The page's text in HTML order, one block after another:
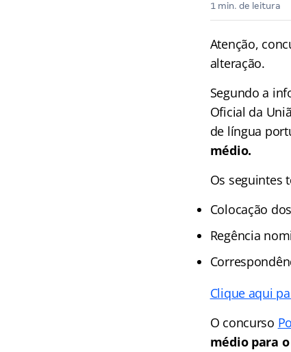
1 min. de leitura
Atenção,
alteração.
Segundo a
Oficial da
de língua
médio.
Os seguintes
Colocação
Regência
Clique aqui
O concurso
médio para